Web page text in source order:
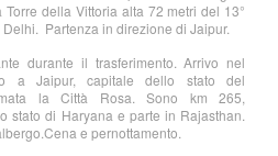
Torre della Vittoria alta 72 metri del 13°
Partenza in direzione di Jaipur.
durante il trasferimento. Arrivo nel
a Jaipur, capitale dello stato del
la Città Rosa. Sono km 265,
stato di Haryana e parte in Rajasthan.
e pernottamento.